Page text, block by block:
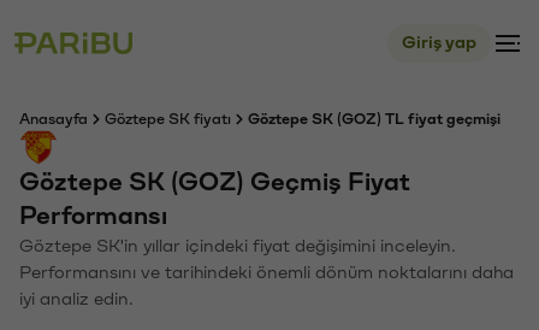
Giriş yap
Anasayfa Göztepe SK fiyatı Göztepe SK (GOZ) TL fiyat geçmişi
Göztepe SK (GOZ) Geçmiş Fiyat
Performansı
Göztepe SK'in yıllar içindeki fiyat değişimini inceleyin.
Performansını ve tarihindeki önemli dönüm noktalarını daha
iyi analiz edin.